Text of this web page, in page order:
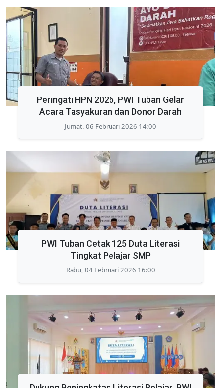
Peringati HPN 2026, PWI Tuban Gelar
Acara Tasyakuran dan Donor Darah
Jumat, 06 Februari 2026 14:00
PWI Tuban Cetak 125 Duta Literasi
Tingkat Pelajar SMP
Rabu, 04 Februari 2026 16:00